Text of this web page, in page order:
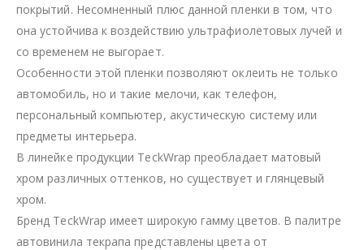
покрытий. Несомненный плюс данной пленки в том, что
она устойчива к воздействию ультрафиолетовых лучей и
со временем не выгорает.
Особенности этой пленки позволяют оклеить не только
автомобиль, но и такие мелочи, как телефон,
персональный компьютер, акустическую систему или
предметы интерьера.
В линейке продукции TeckWrap преобладает матовый
хром различных оттенков, но существует и глянцевый
хром.
Бренд TeckWrap имеет широкую гамму цветов. В палитре
автовинила текрапа представлены цвета от